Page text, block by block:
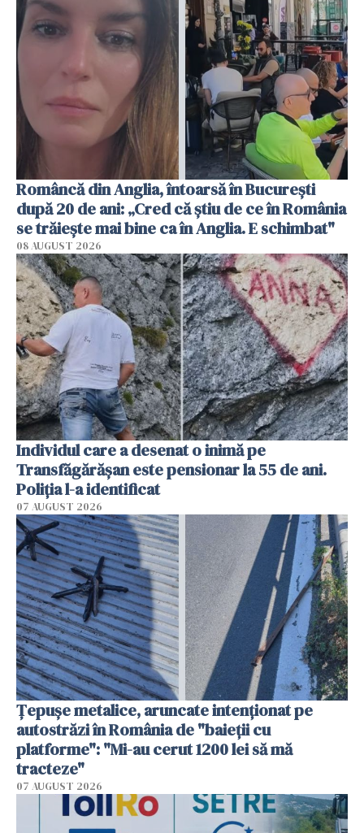
Româncă din Anglia, întoarsă în București
după 20 de ani: „Cred că știu de ce în România
se trăiește mai bine ca în Anglia. E schimbat"
08 AUGUST 2026
Individul care a desenat o inimă pe
Transfăgărășan este pensionar la 55 de ani.
Poliția l-a identificat
07 AUGUST 2026
Țepușe metalice, aruncate intenționat pe
autostrăzi în România de "baieții cu
platforme": "Mi-au cerut 1200 lei să mă
tracteze"
07 AUGUST 2026